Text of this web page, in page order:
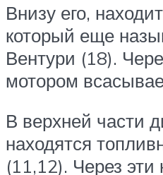
Внизу его,
который еще
Вентури (18).
мотором
В верхней части
находятся
(11,12). Через эти